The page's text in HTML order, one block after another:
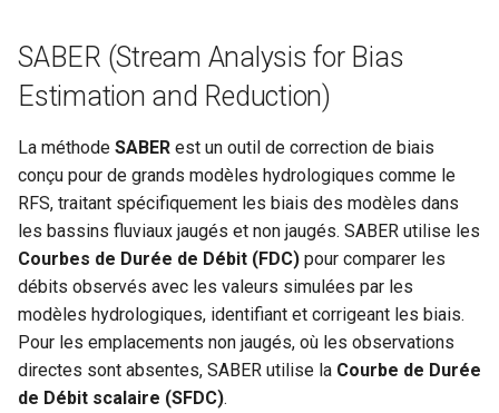
SABER (Stream Analysis for Bias
Estimation and Reduction)
La méthode SABER est un outil de correction de biais
conçu pour de grands modèles hydrologiques comme le
RFS, traitant spécifiquement les biais des modèles dans
les bassins fluviaux jaugés et non jaugés. SABER utilise les
Courbes de Durée de Débit (FDC) pour comparer les
débits observés avec les valeurs simulées par les
modèles hydrologiques, identifiant et corrigeant les biais.
Pour les emplacements non jaugés, où les observations
directes sont absentes, SABER utilise la Courbe de Durée
de Débit scalaire (SFDC).